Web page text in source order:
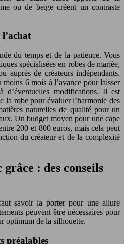
ou de beige créent un contraste
du temps et de la patience. Vous
spécialisées en robes de mariée,
auprès de créateurs indépendants.
6 mois à l’avance pour laisser
d’éventuelles modifications. Il est
la robe pour évaluer l’harmonie des
naturelles de qualité pour un
Un budget moyen pour une cape
200 et 800 euros, mais cela peut
du créateur et de la complexité
: des conseils
savoir la porter pour une allure
peuvent être nécessaires pour
optimum de la silhouette.
préalables